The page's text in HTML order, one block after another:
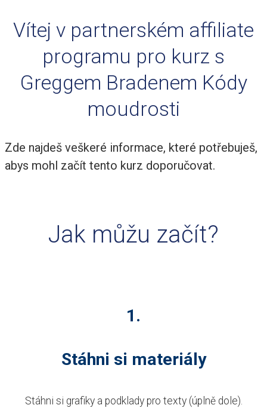
Vítej v partnerském affiliate
programu pro kurz s
Greggem Bradenem Kódy
moudrosti
Zde najdeš veškeré informace, které potřebuješ,
abys mohl začít tento kurz doporučovat.
Jak můžu začít?
1.
Stáhni si materiály
Stáhni si grafiky a podklady pro texty (úplně dole).